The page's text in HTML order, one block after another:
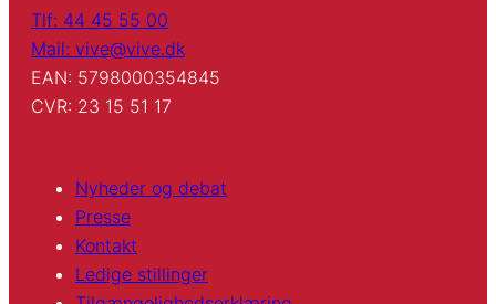
Tlf: 44 45 55 00
Mail: vive@vive.dk
EAN: 5798000354845
CVR: 23 15 51 17
Nyheder og debat
Presse
Kontakt
Ledige stillinger